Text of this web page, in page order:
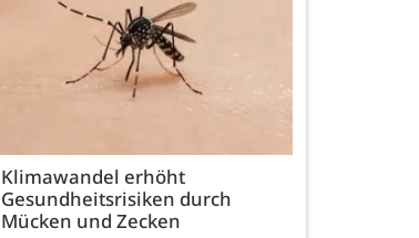
Klimawandel erhöht
Gesundheitsrisiken durch
Mücken und Zecken